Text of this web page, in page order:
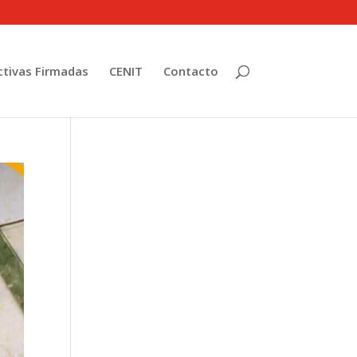
Firmadas CENIT Contacto